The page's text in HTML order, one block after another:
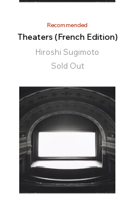
Recommended
Theaters (French Edition)
Hiroshi Sugimoto
Sold Out